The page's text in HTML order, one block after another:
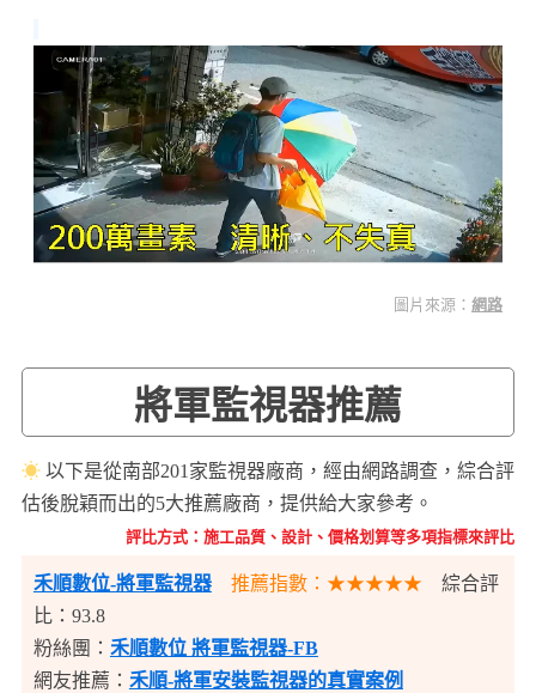
圖片來源：網路
將軍監視器推薦
☀以下是從南部201家監視器廠商，經由網路調查，綜合評
估後脫穎而出的5大推薦廠商，提供給大家參考。
評比方式：施工品質、設計、價格划算等多項指標來評比
禾順數位-將軍監視器 推薦指數：★★★★★
綜合評
比：93.8
粉絲團： 禾順數位 將軍監視器-FB
網友推薦： 禾順-將軍安裝監視器的真實案例